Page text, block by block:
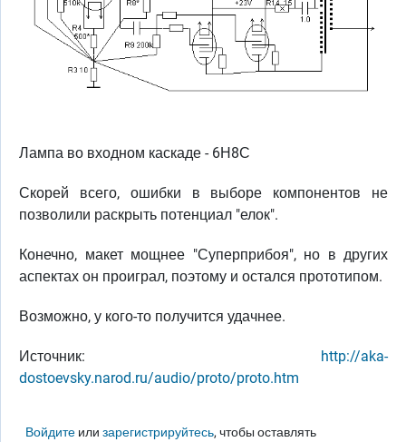
Лампа во входном каскаде - 6Н8С
Скорей всего, ошибки в выборе компонентов не
позволили раскрыть потенциал "елок".
Конечно, макет мощнее "Суперприбоя", но в других
аспектах он проиграл, поэтому и остался прототипом.
Возможно, у кого-то получится удачнее.
Источник: http://aka-
dostoevsky.narod.ru/audio/proto/proto.htm
Войдите илизарегистрируйтесь, чтобы оставлять